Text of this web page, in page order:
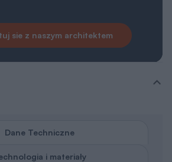
sie z naszym architektem
Dane Techniczne
i materiały